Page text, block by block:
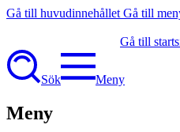
Gå till huvudinnehållet Gå till
Gå till
Sök Meny
Meny